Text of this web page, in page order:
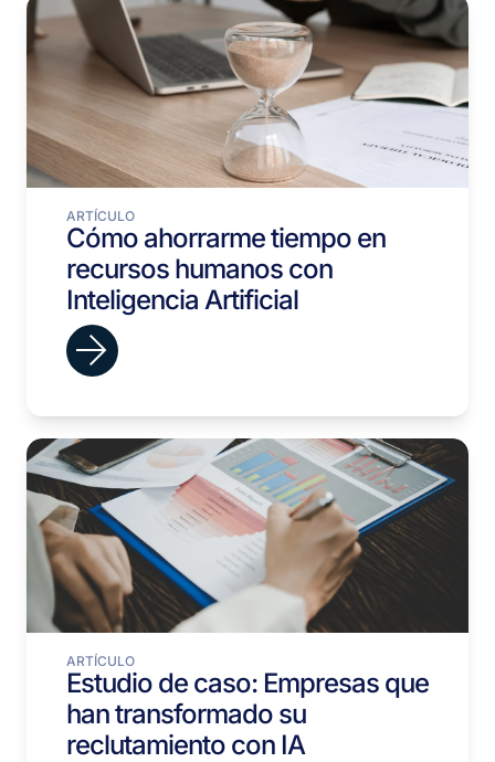
ARTÍCULO
Cómo ahorrarme tiempo en
recursos humanos con
Inteligencia Artificial
ARTÍCULO
Estudio de caso: Empresas que
han transformado su
reclutamiento con IA